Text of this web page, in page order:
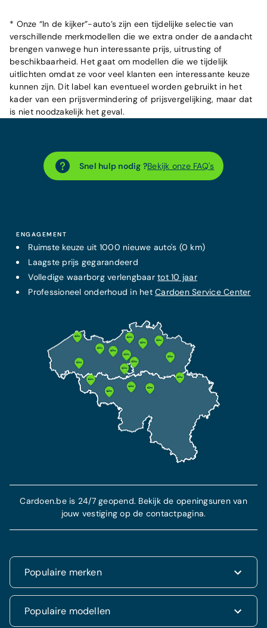
* Onze “In de kijker”-auto’s zijn een tijdelijke selectie van
verschillende merkmodellen die we extra onder de aandacht
brengen vanwege hun interessante prijs, uitrusting of
beschikbaarheid. Het gaat om modellen die we tijdelijk
uitlichten omdat ze voor veel klanten een interessante keuze
kunnen zijn. Dit label kan eventueel worden gebruikt in het
kader van een prijsvermindering of prijsvergelijking, maar dat
is niet noodzakelijk het geval.
Snel hulp nodig ?Bekijk onze FAQ's
ENGAGEMENT
Ruimste keuze uit 1000 nieuwe auto's (0 km)
Laagste prijs gegarandeerd
Volledige waarborg verlengbaartot 10 jaar
Professioneel onderhoud in hetCardoen Service Center
Populaire merken
Renault
Populaire modellen
Cardoen.be is 24/7 geopend. Bekijk de openingsuren van
jouw vestiging op de contactpagina.